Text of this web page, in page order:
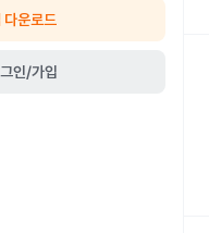
다운로드
인/가입